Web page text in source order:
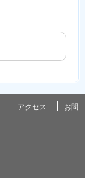
アクセス
お問